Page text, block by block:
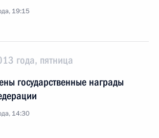
19:15
года, пятница
государственные награды
14:30